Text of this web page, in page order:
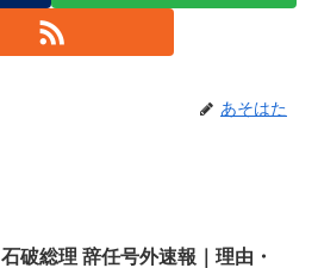
あそはた
石破総理 辞任号外速報｜理由・